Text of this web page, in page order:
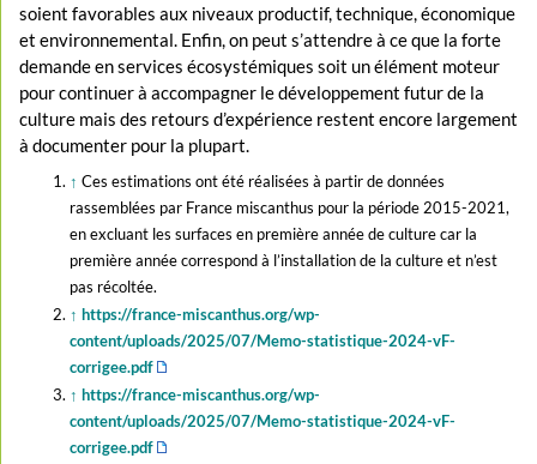
soient favorables aux niveaux productif, technique, économique
et environnemental. Enfin, on peut s’attendre à ce que la forte
demande en services écosystémiques soit un élément moteur
pour continuer à accompagner le développement futur de la
culture mais des retours d’expérience restent encore largement
à documenter pour la plupart.
↑ Ces estimations ont été réalisées à partir de données
rassemblées par France miscanthus pour la période 2015-2021,
en excluant les surfaces en première année de culture car la
première année correspond à l’installation de la culture et n’est
pas récoltée.
↑ https://france-miscanthus.org/wp-
content/uploads/2025/07/Memo-statistique-2024-vF-
corrigee.pdf
↑ https://france-miscanthus.org/wp-
content/uploads/2025/07/Memo-statistique-2024-vF-
corrigee.pdf